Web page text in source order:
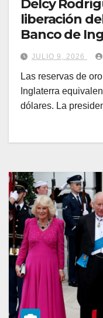
Delcy
liberación
Banco de
JULIO 9, 2026
Las reservas de
Inglaterra
dólares. La